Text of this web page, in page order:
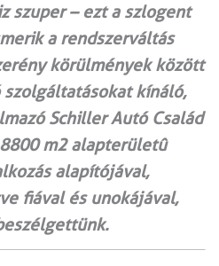
szuper – ezt a szlogent
a rendszerváltás
körülmények között
kínáló,
Schiller Autó Család
m2 alapterületû
alapítójával,
fiával és unokájával,